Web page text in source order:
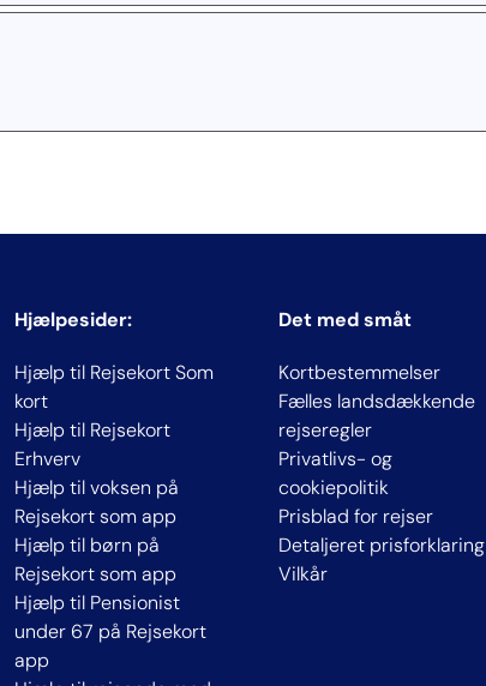
Hjælpesider:
Hjælp til Rejsekort Som
kort
Hjælp til Rejsekort
Erhverv
Hjælp til voksen på
Rejsekort som app
Hjælp til børn på
Rejsekort som app
Hjælp til Pensionist
under 67 på Rejsekort
app
Det med småt
Kortbestemmelser
Fælles landsdækkende
rejseregler
Privatlivs- og
cookiepolitik
Prisblad for rejser
Detaljeret prisforklaring
Vilkår